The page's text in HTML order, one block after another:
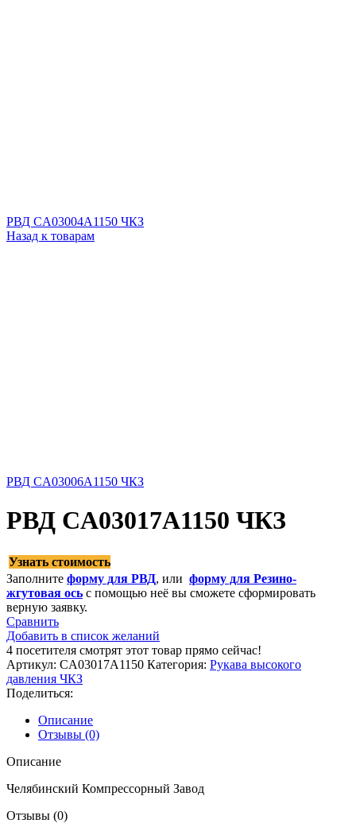
РВД CA03004A1150 ЧКЗ
Назад к товарам
РВД CA03006A1150 ЧКЗ
РВД CA03017A1150 ЧКЗ
Узнать стоимость
Заполните форму для РВД, или форму для Резино-
жгутовая ось с помощью неё вы сможете сформировать
верную заявку.
Сравнить
Добавить в список желаний
4 посетителя смотрят этот товар прямо сейчас!
Артикул: CA03017A1150 Категория: Рукава высокого
давления ЧКЗ
Поделиться:
Описание
Отзывы (0)
Описание
Челябинский Компрессорный Завод
Отзывы (0)